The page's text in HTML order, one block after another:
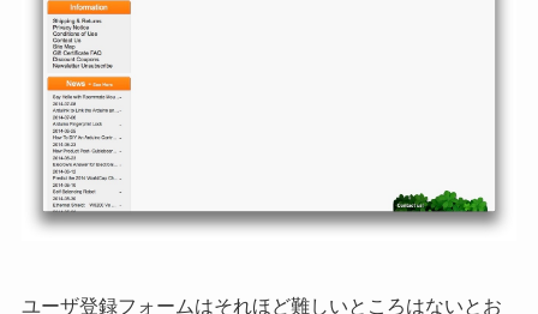
ユーザ登録フォームはそれほど難しいところはないとお